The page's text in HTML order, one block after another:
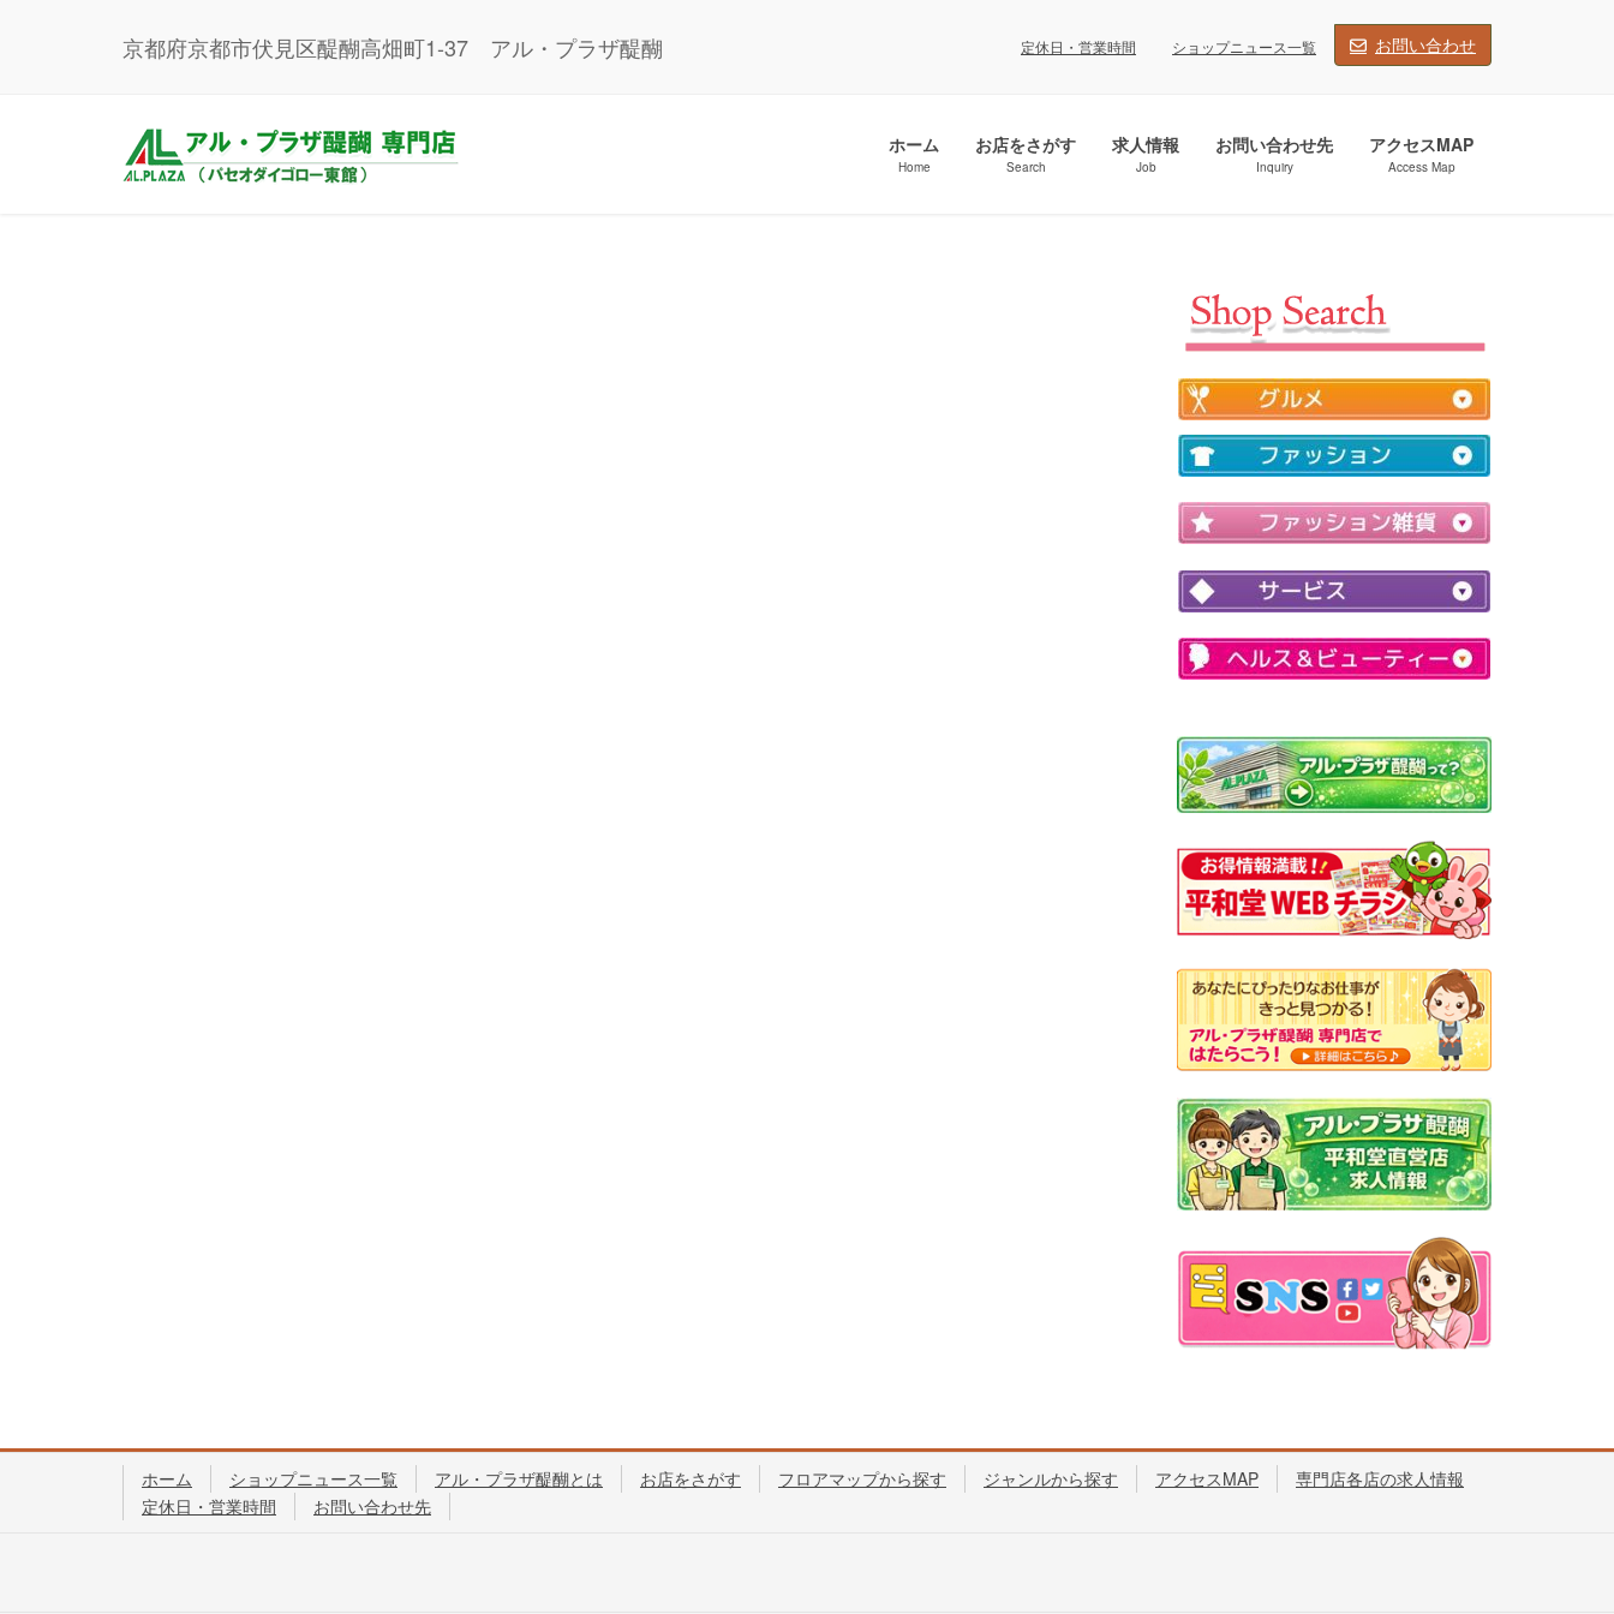
京都府京都市伏見区醍醐高畑町1-37 アル・プラザ醍醐 定休日・営業時間 ショップニュース一覧 お問い合わせ
ホーム
Home
お店をさがす
Search
求人情報
Job
お問い合わせ先
Inquiry
アクセスMAP
Access Map
ホーム ショップニュース一覧 アル・プラザ醍醐とは お店をさがす フロアマップから探す ジャンルから探す アクセスMAP
専門店各店の求人情報
定休日・営業時間
お問い合わせ先